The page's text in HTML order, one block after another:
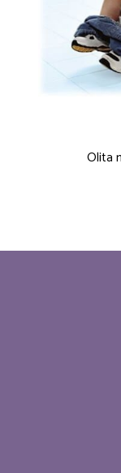
Olita